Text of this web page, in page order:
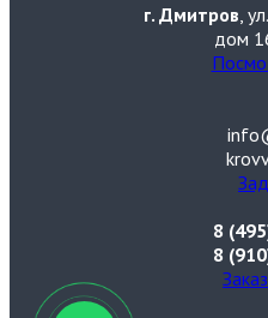
г. Дмитров ,
дом
8
8